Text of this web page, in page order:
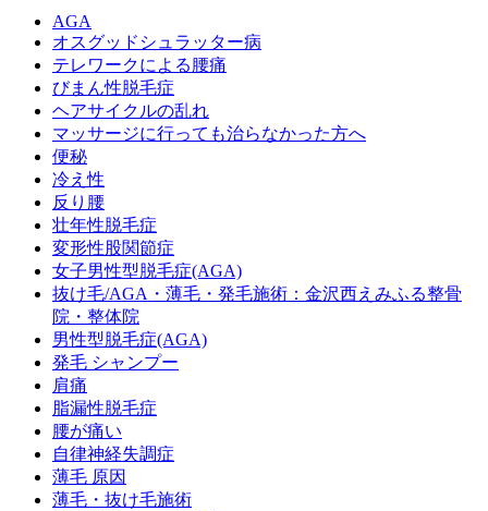
AGA
オスグッドシュラッター病
テレワークによる腰痛
びまん性脱毛症
ヘアサイクルの乱れ
マッサージに行っても治らなかった方へ
便秘
冷え性
反り腰
壮年性脱毛症
変形性股関節症
女子男性型脱毛症(AGA)
抜け毛/AGA・薄毛・発毛施術：金沢西えみふる整骨
院・整体院
男性型脱毛症(AGA)
発毛 シャンプー
肩痛
脂漏性脱毛症
腰が痛い
自律神経失調症
薄毛 原因
薄毛・抜け毛施術